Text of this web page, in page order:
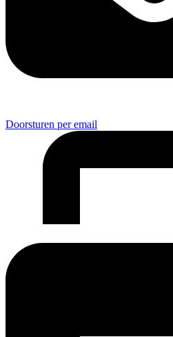
Doorsturen per email